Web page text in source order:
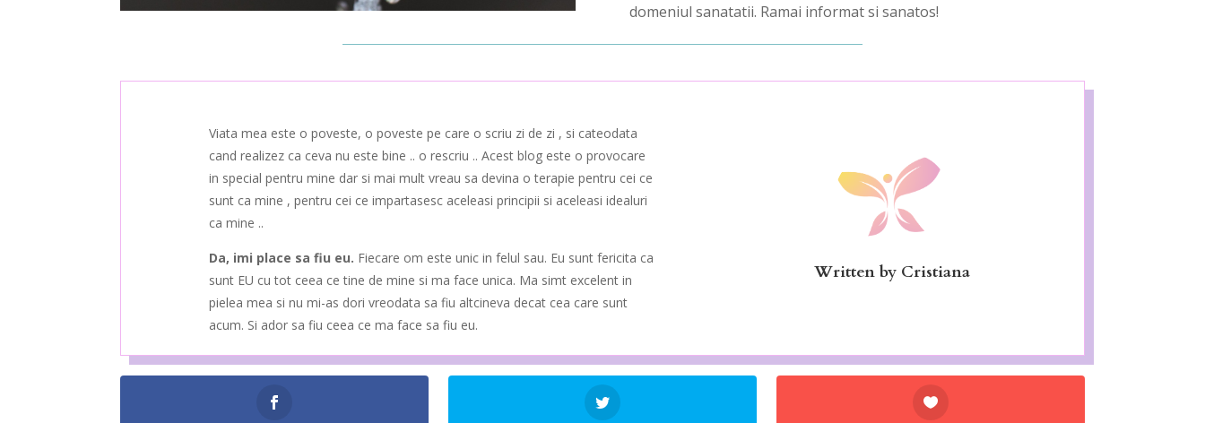
domeniul sanatatii. Ramai informat si sanatos!
Viata mea este o poveste, o poveste pe care o scriu zi de zi , si cateodata
cand realizez ca ceva nu este bine .. o rescriu .. Acest blog este o provocare
in special pentru mine dar si mai mult vreau sa devina o terapie pentru cei ce
sunt ca mine , pentru cei ce impartasesc aceleasi principii si aceleasi idealuri
ca mine ..
Da, imi place sa fiu eu. Fiecare om este unic in felul sau. Eu sunt fericita ca
sunt EU cu tot ceea ce tine de mine si ma face unica. Ma simt excelent in
pielea mea si nu mi-as dori vreodata sa fiu altcineva decat cea care sunt
acum. Si ador sa fiu ceea ce ma face sa fiu eu.
Written by Cristiana